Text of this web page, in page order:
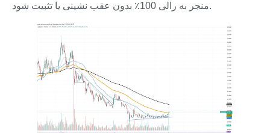
منجر به رالی 100٪ بدون عقب نشینی یا تثبیت شود.